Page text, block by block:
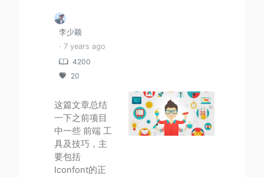
李少颖
· 7 years ago
4200
20
这篇文章总结
一下之前项目
中一些 前端 工
具及技巧，主
要包括
Iconfont的正